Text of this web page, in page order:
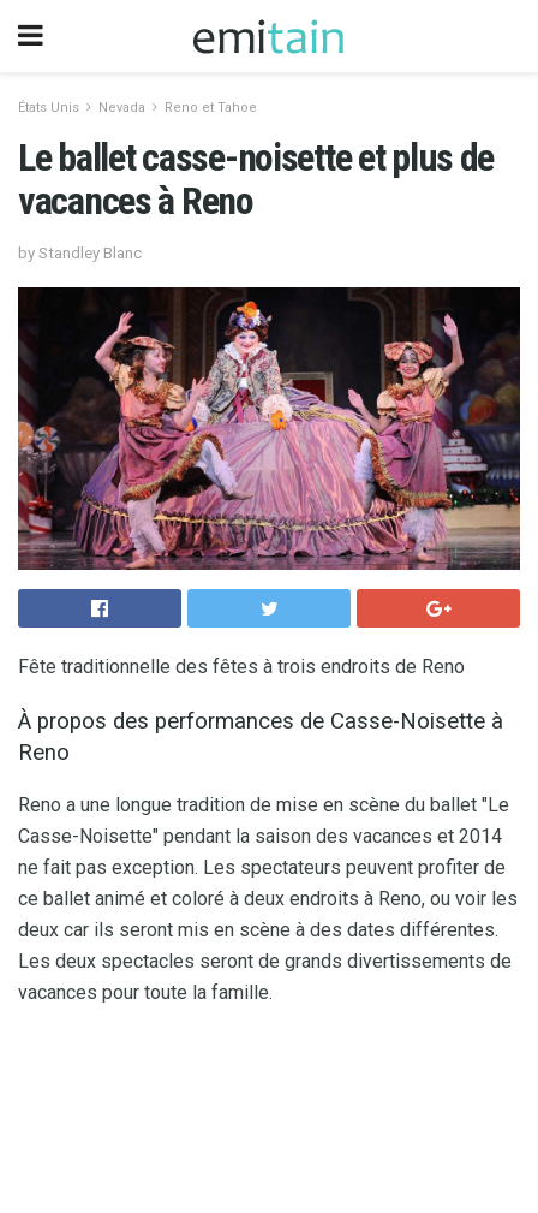
États Unis Nevada Reno et Tahoe
Le ballet casse-noisette et plus de
vacances à Reno
by Standley Blanc
Fête traditionnelle des fêtes à trois endroits de Reno
À propos des performances de Casse-Noisette à
Reno
Reno a une longue tradition de mise en scène du ballet "Le
Casse-Noisette" pendant la saison des vacances et 2014
ne fait pas exception. Les spectateurs peuvent profiter de
ce ballet animé et coloré à deux endroits à Reno, ou voir les
deux car ils seront mis en scène à des dates différentes.
Les deux spectacles seront de grands divertissements de
vacances pour toute la famille.